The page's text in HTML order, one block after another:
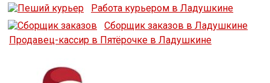
Работа курьером в Ладушкине
Сборщик заказов в Ладушкине
Продавец-кассир в Пятёрочке в Ладушкине